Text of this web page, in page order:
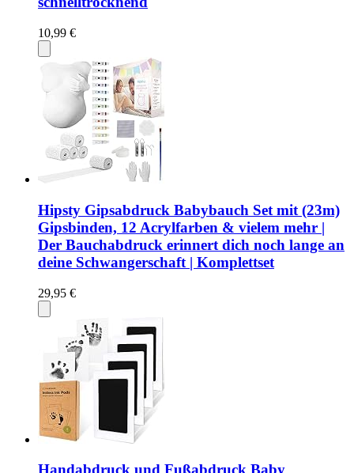
10,99 €
Hipsty Gipsabdruck Babybauch Set mit (23m)
Gipsbinden, 12 Acrylfarben & vielem mehr |
Der Bauchabdruck erinnert dich noch lange an
deine Schwangerschaft | Komplettset
29,95 €